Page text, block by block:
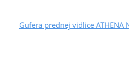
Gufera prednej vidlice ATHENA